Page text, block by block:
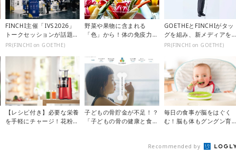
FINCHI主催「IVS2026」
トークセッションが話題
に！
PR(FINCHI on GOETHE)
野菜や果物に含まれる
「色」から！体の免疫力を
GOETHEとFINCHIがタッ
グを組み、新メディアを創
設
PR(FINCHI on GOETHE)
【レシピ付き】必要な栄養
を手軽にチャージ！花粉症
子どもの骨貯金が不足！？
「子どもの骨の健康と食生
毎日の食事が脳をはぐく
む！脳も体もグングン育つ
Recommended by